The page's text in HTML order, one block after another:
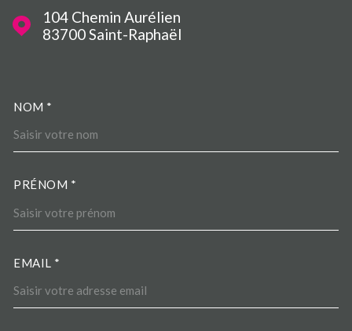
104 Chemin Aurélien
83700
Saint-Raphaël
NOM *
PRÉNOM *
EMAIL *